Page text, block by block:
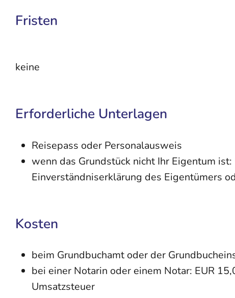
Fristen
keine
Erforderliche Unterlagen
Reisepass oder Personalausweis
wenn das Grundstück nicht Ihr Eigentum
Einverständniserklärung des Eigentümers
Kosten
beim Grundbuchamt oder der
bei einer Notarin oder einem Notar: EUR
Umsatzsteuer